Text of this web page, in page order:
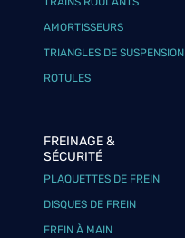
AMORTISSEURS
TRIANGLES DE SUSPENSION
ROTULES
FREINAGE &
SÉCURITÉ
PLAQUETTES DE FREIN
DISQUES DE FREIN
FREIN À MAIN